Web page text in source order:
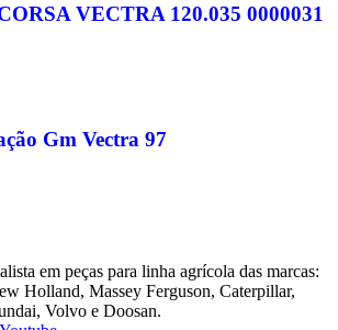
VECTRA 120.035 0000031
Gm Vectra 97
em peças para linha agrícola das marcas:
Holland, Massey Ferguson, Caterpillar,
Volvo e Doosan.